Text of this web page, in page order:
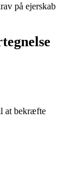
på ejerskab
at bekræfte